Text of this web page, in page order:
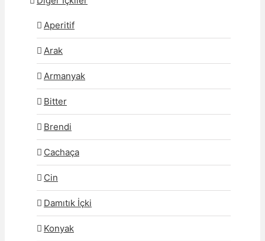
Aperitif
Arak
Armanyak
Bitter
Brendi
Cachaça
Cin
Damıtık İçki
Konyak